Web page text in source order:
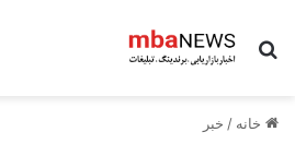
جستجو برای
خانه / خبر